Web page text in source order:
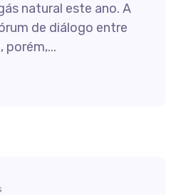
natural este ano. A
de diálogo entre
porém,...